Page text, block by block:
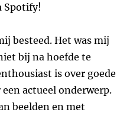
Spotify!
besteed. Het was mij
bij na hoefde te
is over goede
actueel onderwerp.
beelden en met